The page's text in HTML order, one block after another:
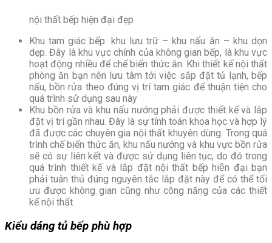
nội thất bếp hiện đại đẹp
Khu tam giác bếp: khu lưu trữ – khu nấu ăn – khu dọn
dẹp. Đây là khu vực chính của không gian bếp, là khu vực
hoạt động nhiều để chế biến thức ăn. Khi thiết kế nội thất
phòng ăn bạn nên lưu tâm tới việc sắp đặt tủ lạnh, bếp
nấu, bồn rửa theo đúng vị trí tam giác để thuận tiện cho
quá trình sử dụng sau này
Khu bồn rửa và khu nấu nướng phải được thiết kế và lắp
đặt vị trí gần nhau. Đây là sự tính toán khoa học và hợp lý
đã được các chuyên gia nội thất khuyên dùng. Trong quá
trình chế biến thức ăn, khu nấu nướng và khu vực bồn rửa
sẽ có sự liên kết và được sử dụng liên tục, do đó trong
quá trình thiết kế và lắp đặt nội thất bếp hiện đại bạn
phải tuân thủ đúng nguyên tắc lắp đặt này để có thể tối
ưu được không gian cũng như công năng của các thiết
kế nội thất.
Kiểu dáng tủ bếp phù hợp